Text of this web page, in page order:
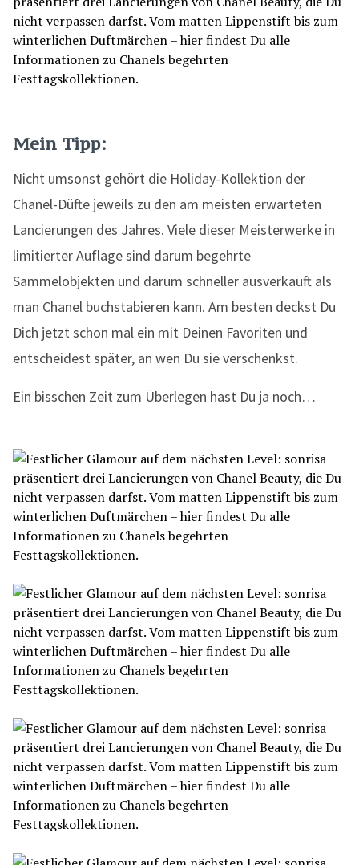
Mein Tipp:
Nicht umsonst gehört die Holiday-Kollektion der
Chanel-Düfte jeweils zu den am meisten erwarteten
Lancierungen des Jahres. Viele dieser Meisterwerke in
limitierter Auflage sind darum begehrte
Sammelobjekten und darum schneller ausverkauft als
man Chanel buchstabieren kann. Am besten deckst Du
Dich jetzt schon mal ein mit Deinen Favoriten und
entscheidest später, an wen Du sie verschenkst.
Ein bisschen Zeit zum Überlegen hast Du ja noch…